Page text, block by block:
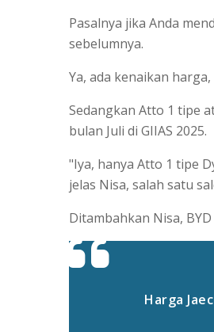
Pasalnya jika Anda
sebelumnya.
Ya, ada kenaikan
Sedangkan Atto 1 tipe
bulan Juli di GIIAS 2025.
"Iya, hanya Atto 1 tipe
jelas Nisa, salah satu
Ditambahkan Nisa,
Harga